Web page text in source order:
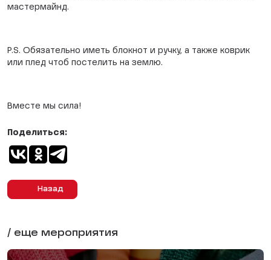
мастермайнд.
P.S. Обязательно иметь блокнот и ручку, а также коврик
или плед чтоб постелить на землю.
Вместе мы сила!
Назад
Поделиться:
/ еще мероприятия